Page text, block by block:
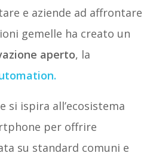
e aziende ad affrontare
gemelle ha creato un
aperto, la
si ispira all’ecosistema
per offrire
su standard comuni e